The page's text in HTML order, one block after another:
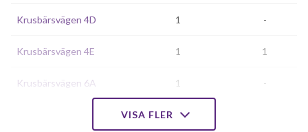
Krusbärsvägen 4D 1 -
Krusbärsvägen 4E 1 1
Krusbärsvägen 6A 1 -
1
VISA FLER